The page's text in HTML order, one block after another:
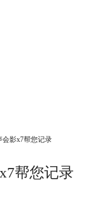
会影x7帮您记录
帮您记录